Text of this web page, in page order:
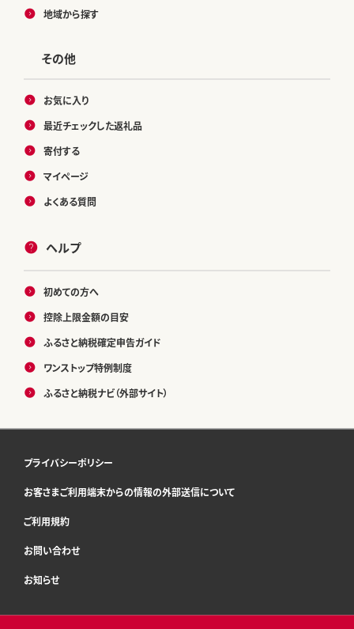
地域から探す
その他
お気に入り
最近チェックした返礼品
寄付する
マイページ
よくある質問
ヘルプ
初めての方へ
控除上限金額の目安
ふるさと納税確定申告ガイド
ワンストップ特例制度
ふるさと納税ナビ（外部サイト）
プライバシーポリシー
お客さまご利用端末からの情報の外部送信について
ご利用規約
お問い合わせ
お知らせ